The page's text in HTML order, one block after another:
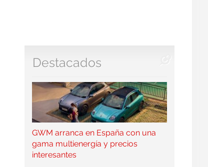
Destacados
GWM arranca en España con una
gama multienergía y precios
interesantes